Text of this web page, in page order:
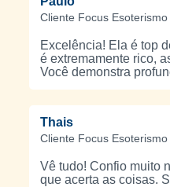
Cliente Focus Esoterismo
Excelência! Ela é top
é extremamente rico,
Você demonstra
atenção é a técnica
combinação das
leitura apresenta uma
tornando a experiência
Thais
Cliente Focus Esoterismo
Vê tudo! Confio muito
que acerta as coisas.